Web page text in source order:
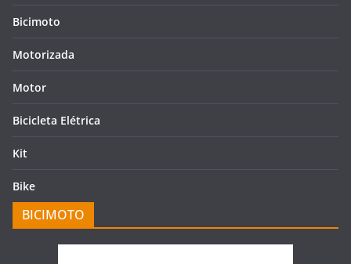
Bicimoto
Motorizada
Motor
Bicicleta Elétrica
Kit
Bike
BICIMOTO